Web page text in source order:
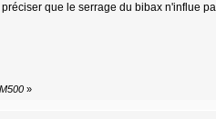
que le serrage du bibax n'influe
»